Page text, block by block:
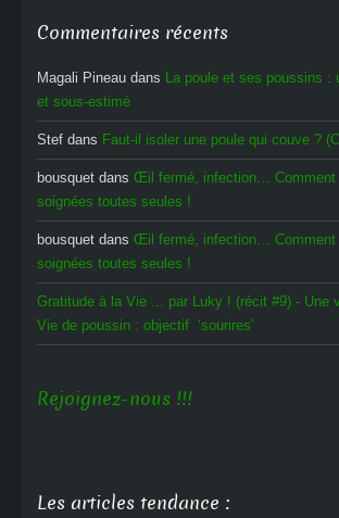
Commentaires récents
Magali Pineau dans La poule et ses poussins :
et sous-estimé
Stef dans Faut-il isoler une poule qui couve ?
bousquet dans Œil fermé, infection… Comment
soignées toutes seules !
bousquet dans Œil fermé, infection… Comment
soignées toutes seules !
Gratitude à la Vie ... par Luky ! (récit #9) - Une
Vie de poussin : objectif ‘sourires’
Rejoignez-nous !!!
Les articles tendance :